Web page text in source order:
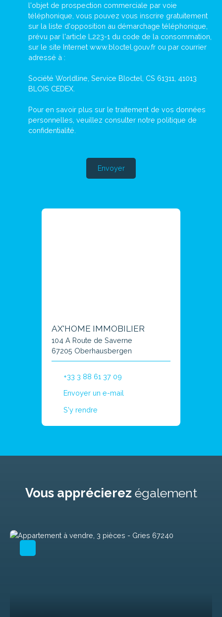
l'objet de prospection commerciale par voie
téléphonique, vous pouvez vous inscrire gratuitement
sur la liste d'opposition au démarchage téléphonique,
prévu par l'article L223-1 du code de la consommation,
sur le site Internet www.bloctel.gouv.fr ou par courrier
adressé à :
Société Worldline, Service Bloctel, CS 61311, 41013
BLOIS CEDEX.
Pour en savoir plus sur le traitement de vos données
personnelles, veuillez consulter notre politique de
confidentialité
Envoyer
AX'HOME IMMOBILIER
104 A Route de Saverne
67205 Oberhausbergen
+33 3 88 61 37 09
Envoyer un e-mail
S'y rendre
Vous apprécierez également